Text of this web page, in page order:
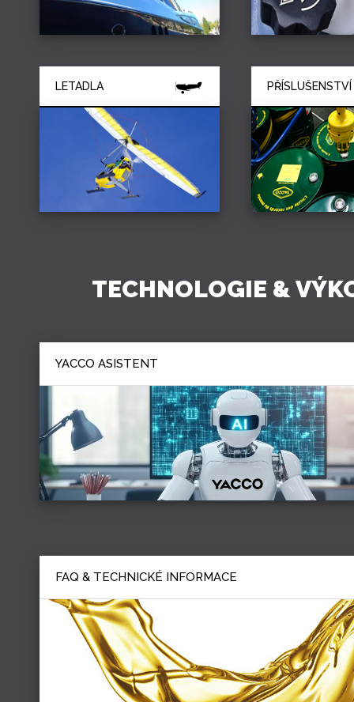
LETADLA PŘÍSLUŠENSTVÍ
TECHNOLOGIE &
YACCO ASISTENT
FAQ & TECHNICKÉ INFORMACE